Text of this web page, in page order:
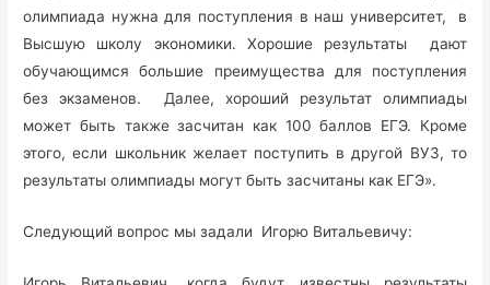
олимпиада нужна для поступления в наш университет, в
Высшую школу экономики. Хорошие результаты дают
обучающимся большие преимущества для поступления
без экзаменов. Далее, хороший результат олимпиады
может быть также засчитан как 100 баллов ЕГЭ. Кроме
этого, если школьник желает поступить в другой ВУЗ, то
результаты олимпиады могут быть засчитаны как ЕГЭ».
Следующий вопрос мы задали Игорю Витальевичу: